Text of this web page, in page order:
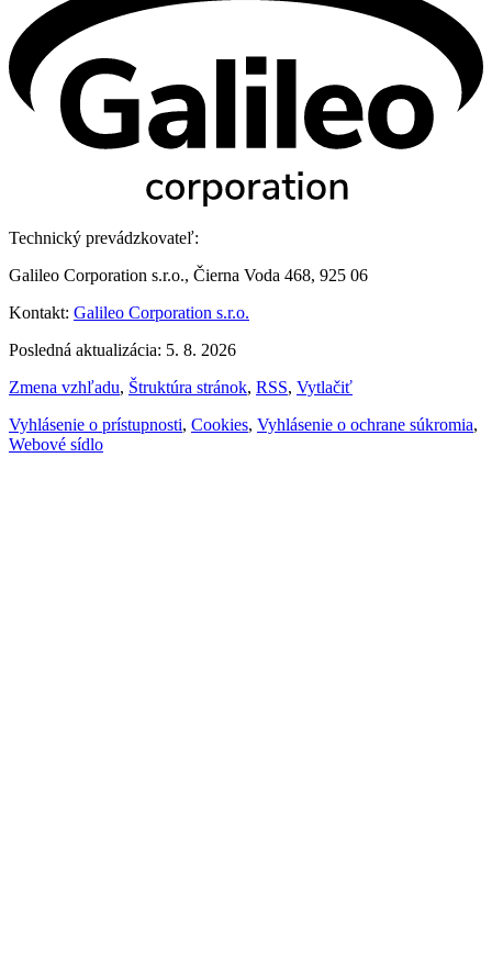
Technický prevádzkovateľ:
Galileo Corporation s.r.o., Čierna Voda 468, 925 06
Kontakt: Galileo Corporation s.r.o.
Posledná aktualizácia: 5. 8. 2026
Zmena vzhľadu, Štruktúra stránok, RSS, Vytlačiť
Vyhlásenie o prístupnosti, Cookies, Vyhlásenie o ochrane súkromia,
Webové sídlo